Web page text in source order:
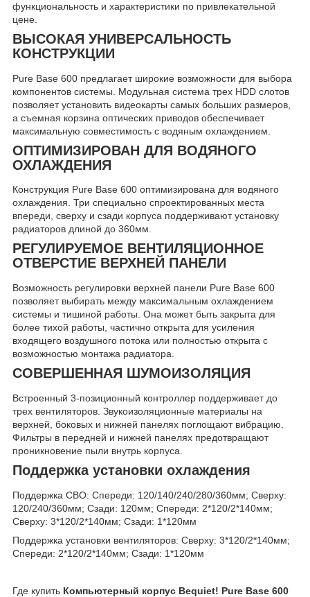
функциональность и характеристики по привлекательной
цене.
ВЫСОКАЯ УНИВЕРСАЛЬНОСТЬ
КОНСТРУКЦИИ
Pure Base 600 предлагает широкие возможности для выбора
компонентов системы. Модульная система трех HDD слотов
позволяет установить видеокарты самых больших размеров,
а съемная корзина оптических приводов обеспечивает
максимальную совместимость с водяным охлаждением.
ОПТИМИЗИРОВАН ДЛЯ ВОДЯНОГО
ОХЛАЖДЕНИЯ
Конструкция Pure Base 600 оптимизирована для водяного
охлаждения. Три специально спроектированных места
впереди, сверху и сзади корпуса поддерживают установку
радиаторов длиной до 360мм.
РЕГУЛИРУЕМОЕ ВЕНТИЛЯЦИОННОЕ
ОТВЕРСТИЕ ВЕРХНЕЙ ПАНЕЛИ
Возможность регулировки верхней панели Pure Base 600
позволяет выбирать между максимальным охлаждением
системы и тишиной работы. Она может быть закрыта для
более тихой работы, частично открыта для усиления
входящего воздушного потока или полностью открыта с
возможностью монтажа радиатора.
СОВЕРШЕННАЯ ШУМОИЗОЛЯЦИЯ
Встроенный 3-позиционный контроллер поддерживает до
трех вентиляторов. Звукоизоляционные материалы на
верхней, боковых и нижней панелях поглощают вибрацию.
Фильтры в передней и нижней панелях предотвращают
проникновение пыли внутрь корпуса.
Поддержка установки охлаждения
Поддержка СВО: Спереди: 120/140/240/280/360мм; Сверху:
120/240/360мм; Сзади: 120мм; Спереди: 2*120/2*140мм;
Сверху: 3*120/2*140мм; Сзади: 1*120мм
Поддержка установки вентиляторов: Сверху: 3*120/2*140мм;
Спереди: 2*120/2*140мм; Сзади: 1*120мм
Где купить Компьютерный корпус Bequiet! Pure Base 600